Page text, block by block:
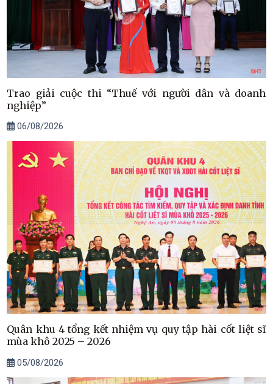
Trao giải cuộc thi “Thuế với người dân và doanh
nghiệp”
06/08/2026
Quân khu 4 tổng kết nhiệm vụ quy tập hài cốt liệt sĩ
mùa khô 2025 – 2026
05/08/2026